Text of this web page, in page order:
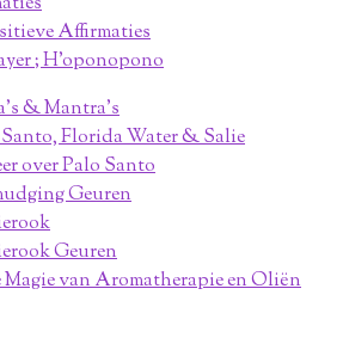
Affirmaties
; H'oponopono
& Mantra's
Florida Water & Salie
over Palo Santo
Geuren
Geuren
van Aromatherapie en Oliën